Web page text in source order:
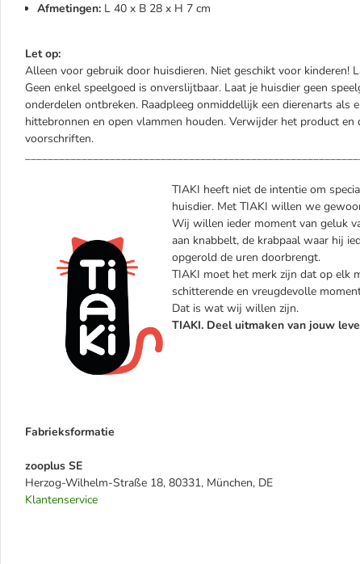
Afmetingen: L 40 x B 28 x H 7 cm
Let op:
Alleen voor gebruik door huisdieren. Niet geschikt voor kinderen!
Geen enkel speelgoed is onverslijtbaar. Laat je huisdier geen
onderdelen ontbreken. Raadpleeg onmiddellijk een dierenarts
hittebronnen en open vlammen houden. Verwijder het product
voorschriften.
TIAKI heeft niet de intentie om
huisdier. Met TIAKI willen we
Wij willen ieder moment van geluk
aan knabbelt, de krabpaal waar hij
opgerold de uren doorbrengt.
TIAKI moet het merk zijn dat op elk
schitterende en vreugdevolle
Dat is wat wij willen zijn.
TIAKI. Deel uitmaken van jouw
Fabrieksformatie
zooplus SE
Herzog-Wilhelm-Straße 18, 80331, München, DE
Klantenservice